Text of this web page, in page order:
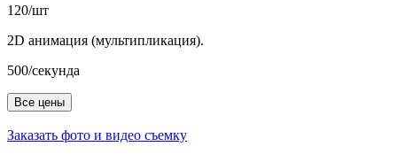
120/шт
2D анимация (мультипликация).
500/секунда
Все цены
Заказать фото и видео съемку